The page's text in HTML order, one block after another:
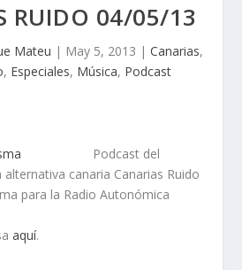
RUIDO 04/05/13
Mateu | May 5, 2013 | Canarias,
, Especiales, Música, Podcast
Podcast del
canaria Canarias Ruido
para la Radio Autonómica
aquí.